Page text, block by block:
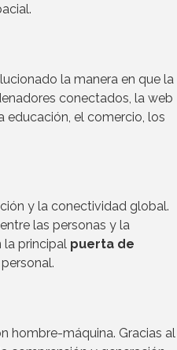
la manera en que la
conectados, la web
educación, el comercio, los
y la conectividad global.
las personas y la
principal puerta de
hombre-máquina. Gracias al